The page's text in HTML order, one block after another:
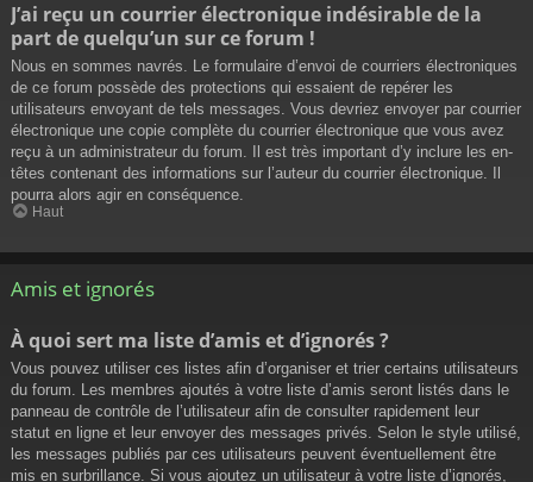
J’ai reçu un courrier électronique indésirable de la
part de quelqu’un sur ce forum !
Nous en sommes navrés. Le formulaire d’envoi de courriers électroniques
de ce forum possède des protections qui essaient de repérer les
utilisateurs envoyant de tels messages. Vous devriez envoyer par courrier
électronique une copie complète du courrier électronique que vous avez
reçu à un administrateur du forum. Il est très important d’y inclure les en-
têtes contenant des informations sur l’auteur du courrier électronique. Il
pourra alors agir en conséquence.
Haut
Amis et ignorés
À quoi sert ma liste d’amis et d’ignorés ?
Vous pouvez utiliser ces listes afin d’organiser et trier certains utilisateurs
du forum. Les membres ajoutés à votre liste d’amis seront listés dans le
panneau de contrôle de l’utilisateur afin de consulter rapidement leur
statut en ligne et leur envoyer des messages privés. Selon le style utilisé,
les messages publiés par ces utilisateurs peuvent éventuellement être
mis en surbrillance. Si vous ajoutez un utilisateur à votre liste d’ignorés,